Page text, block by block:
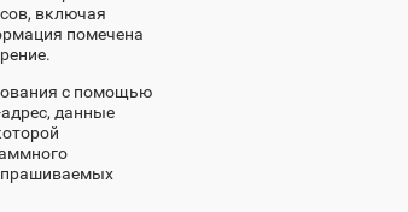
включая
помечена
с помощью
данные